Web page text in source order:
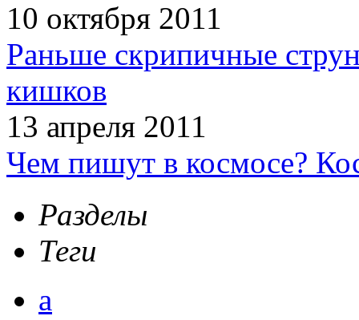
10 октября 2011
Раньше скрипичные
кишков
13 апреля 2011
Чем пишут в космосе?
Разделы
Теги
а